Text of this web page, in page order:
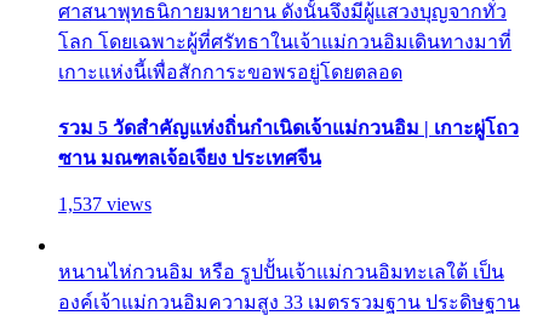
ศาสนาพุทธนิกายมหายาน ดังนั้นจึงมีผู้แสวงบุญจากทั่ว
โลก โดยเฉพาะผู้ที่ศรัทธาในเจ้าแม่กวนอิมเดินทางมาที่
เกาะแห่งนี้เพื่อสักการะขอพรอยู่โดยตลอด
รวม 5 วัดสำคัญแห่งถิ่นกำเนิดเจ้าแม่กวนอิม | เกาะผู่โถว
ซาน มณฑลเจ้อเจียง ประเทศจีน
1,537 views
หนานไห่กวนอิม หรือ รูปปั้นเจ้าแม่กวนอิมทะเลใต้ เป็น
องค์เจ้าแม่กวนอิมความสูง 33 เมตรรวมฐาน ประดิษฐาน